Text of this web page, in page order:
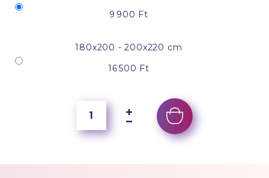
9 900 Ft
180x200 - 200x220 cm
16 500 Ft